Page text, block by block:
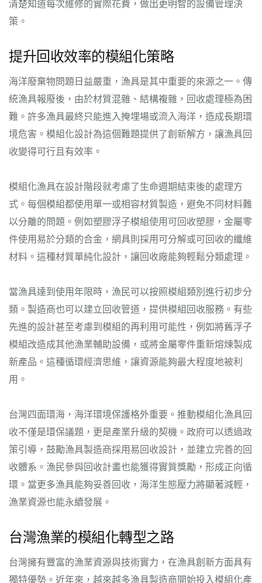
清楚知道每次維修的實際花費，做出更明智的設備管理決
策。
提升回收效率的模組化策略
海洋廢棄物問題日益嚴重，漁具是其中重要的來源之一。傳
統漁具報廢後，由於材質混雜、結構複雜，回收處理極為困
難。許多漁具最終只能進入掩埋場或流入海洋，造成長期環
境危害。模組化設計為這個難題提供了創新解方，讓漁具回
收變得可行且有效率。
模組化漁具在設計階段就考慮了生命週期結束後的處理方
式。每個模組都使用單一或相容材質製造，避免不同材料難
以分離的問題。例如塑膠浮子模組使用可回收塑膠，金屬零
件使用易於分類的合金，網具則採用可分解或可回收的纖維
材料。這種材質單純化設計，讓回收廠能夠輕鬆分類處理。
當漁具達到使用年限時，漁民可以按照模組類別進行初步分
類。製造商也可以建立回收管道，提供模組回收服務。有些
先進的設計甚至考慮到模組的再利用可能性，例如將舊浮子
模組改造成其他漁業輔助設備，或將金屬零件重新熔煉製成
新產品。這種循環經濟思維，讓資源能夠最大程度地被利
用。
台灣四面環海，海洋環境保護格外重要。推動模組化漁具回
收不僅是環保議題，更是產業升級的契機。政府可以透過政
策引導，鼓勵漁具製造商採用易回收設計，並建立完善的回
收體系。漁民參與回收計畫也能獲得實質獎勵，形成正向循
環。當更多漁具能夠妥善回收，海洋生態壓力將顯著減輕，
漁業資源也能永續發展。
台灣漁業的模組化轉型之路
台灣擁有豐富的漁業資源與技術實力，在漁具創新方面具有
獨特優勢。近年來，越來越多漁具製造商開始投入模組化產